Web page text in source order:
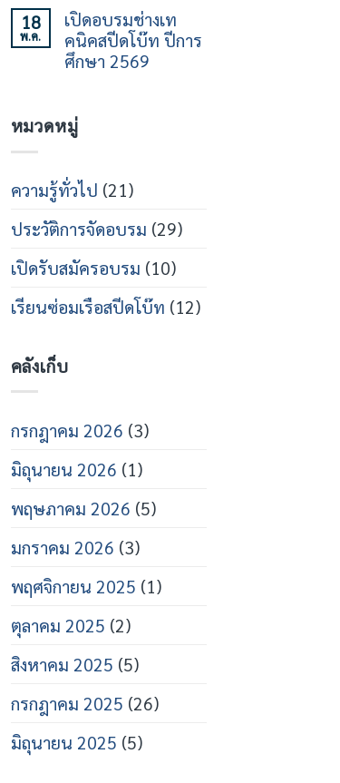
เร็ว
นาม
หลักสูตร
วิศวกรรม
สาย
เรือ
ความ
เห็น
บน
MOU
ร่วม
กร
สาย
โบ๊ท
18
พ.ค.
เปิดอบรมช่างเท
คนิคสปีดโบ๊ท ปีการ
ศึกษา 2569
บน
เปิด
เท
คนิคส
โบ๊ท
ปี
ศึกษา
หมวดหมู่
ความรู้ทั่วไป (21)
ประวัติการจัดอบรม (29)
เปิดรับสมัครอบรม (10)
เรียนซ่อมเรือสปีดโบ๊ท (12)
คลังเก็บ
กรกฎาคม 2026 (3)
มิถุนายน 2026 (1)
พฤษภาคม 2026 (5)
มกราคม 2026 (3)
พฤศจิกายน 2025 (1)
ตุลาคม 2025 (2)
สิงหาคม 2025 (5)
กรกฎาคม 2025 (26)
มิถุนายน 2025 (5)